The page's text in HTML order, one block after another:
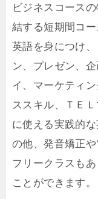
ビジネスコース
結する短期間コ
英語を身につけ
ン、プレゼン、
イ、マーケティ
ススキル、ＴＥ
に使える実践的
の他、発音矯正
フリークラスも
ことができます。